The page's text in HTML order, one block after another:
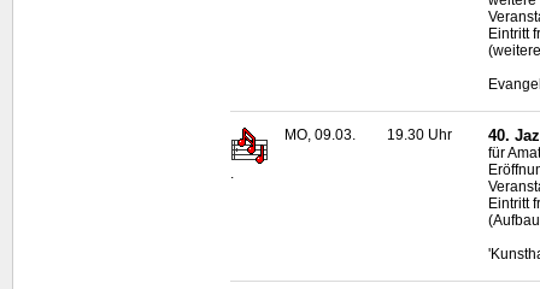
Eintritt
.
MO, 09.03. 19.30 Uhr 40.
für
Eintritt